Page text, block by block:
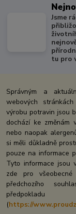
Jsme
tu pro
Správným a
webových
výrobu potravin jsou
dochází ke změnám
nebo naopak
si měli důkladně
pouze na informace
Tyto informace jsou
zde pro
předchozího
(https://